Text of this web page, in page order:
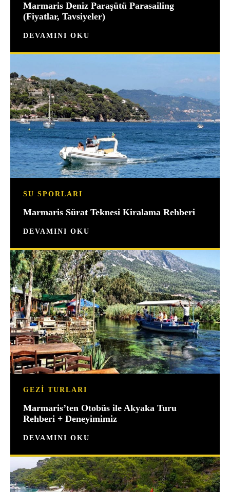
Marmaris Deniz Paraşütü Parasailing
(Fiyatlar, Tavsiyeler)
DEVAMINI OKU
SU SPORLARI
Marmaris Sürat Teknesi Kiralama Rehberi
DEVAMINI OKU
GEZI TURLARI
Marmaris’ten Otobüs ile Akyaka Turu
Rehberi + Deneyimimiz
DEVAMINI OKU